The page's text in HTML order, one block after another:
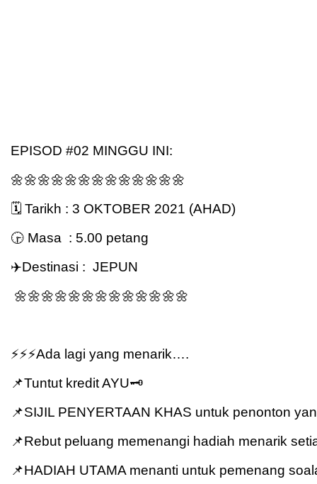
EPISOD #02 MINGGU INI:
🌼🌼🌼🌼🌼🌼🌼🌼🌼🌼🌼🌼🌼
🗓 Tarikh : 3 OKTOBER 2021 (AHAD)
🕞 Masa  : 5.00 petang
✈️Destinasi :  JEPUN
🌼🌼🌼🌼🌼🌼🌼🌼🌼🌼🌼🌼🌼
⚡️⚡️⚡️Ada lagi yang menarik….
📌Tuntut kredit AYU🗝
📌SIJIL PENYERTAAN KHAS untuk penonton
📌Rebut peluang memenangi hadiah menarik
📌HADIAH UTAMA menanti untuk pemenang